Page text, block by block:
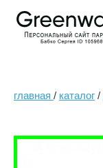
главная / каталог /